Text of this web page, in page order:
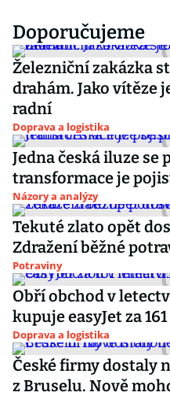
Doporučujeme
Železniční zakázka
drahám. Jako vítěze
radní
Doprava a logistika
Jedna česká iluze se
transformace je
Názory a analýzy
Tekuté zlato opět
Zdražení běžné
Potraviny
Obří obchod v
kupuje easyJet za
Doprava a logistika
České firmy dostaly
z Bruselu. Nově